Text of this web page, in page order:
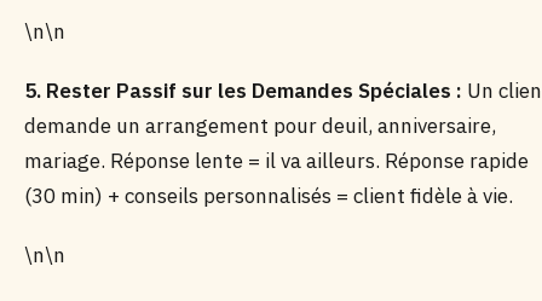
\n\n
5. Rester Passif sur les Demandes Spéciales : Un
demande un arrangement pour deuil, anniversaire,
mariage. Réponse lente = il va ailleurs. Réponse rapide
(30 min) + conseils personnalisés = client fidèle à vie.
\n\n